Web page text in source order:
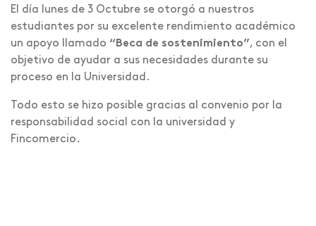
El día lunes de 3 Octubre se otorgó a nuestros
estudiantes por su excelente rendimiento académico
un apoyo llamado “Beca de sostenimiento”, con el
objetivo de ayudar a sus necesidades durante su
proceso en la Universidad.
Todo esto se hizo posible gracias al convenio por la
responsabilidad social con la universidad y
Fincomercio.